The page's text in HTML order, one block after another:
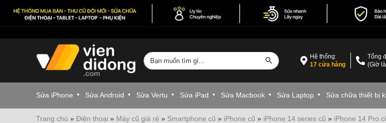
Hệ thống:
17 cửa hàng
Tổng
(Giờ
Sửa iPhone Sửa Android Sửa Vertu Sửa iPad Sửa Macbook Sửa Laptop Sửa chữa thiết bị
Trang chủ » Điện thoại » Máy cũ giá rẻ » Smartphone cũ » iPhone cũ » iPhone 14 series cũ » iPhone 14 Pro